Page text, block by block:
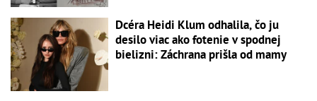
Dcéra Heidi Klum odhalila, čo ju
desilo viac ako fotenie v spodnej
bielizni: Záchrana prišla od mamy